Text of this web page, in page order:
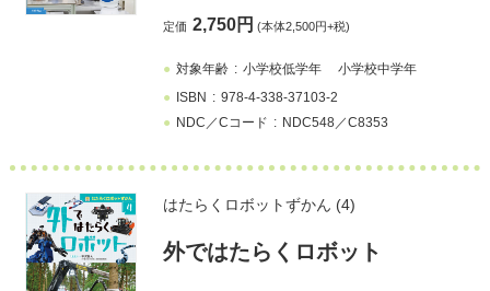
定価 2,750円 (本体2,500円+税)
対象年齢 小学校低学年
小学校中学年
ISBN
978-4-338-37103-2
NDC／Cコード
NDC548／C8353
はたらくロボットずかん (4)
外ではたらくロボット